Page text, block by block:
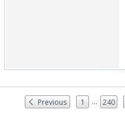
Previous 1 ... 240